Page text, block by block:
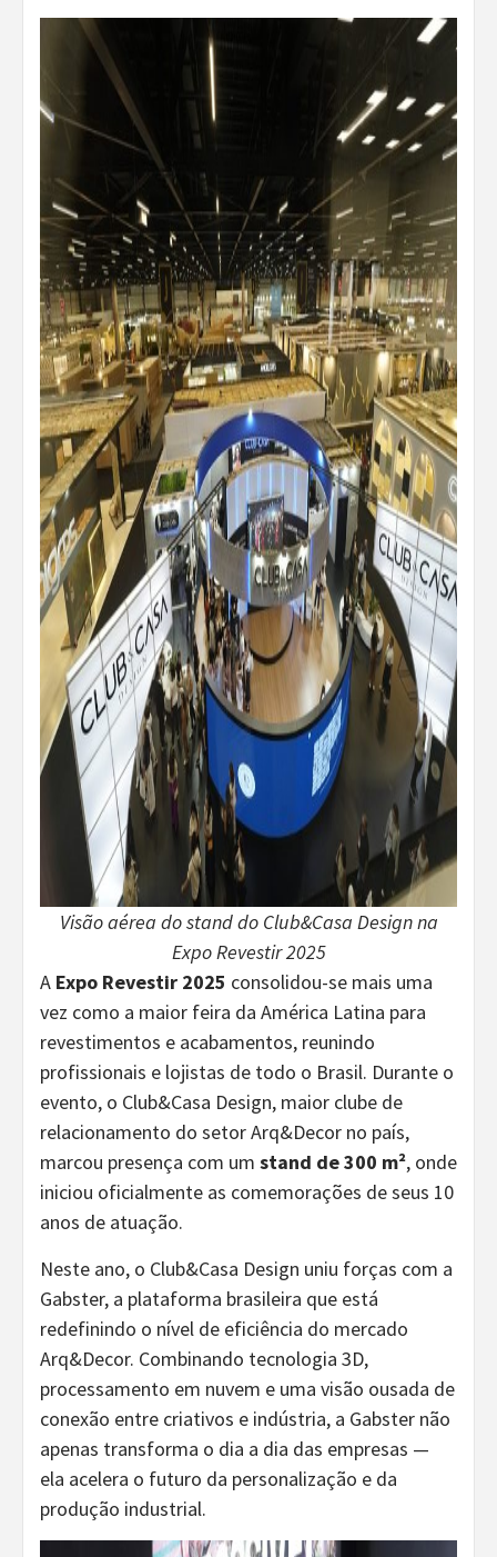
Visão aérea do stand do Club&Casa Design na
Expo Revestir 2025
A Expo Revestir 2025 consolidou-se mais uma
vez como a maior feira da América Latina para
revestimentos e acabamentos, reunindo
profissionais e lojistas de todo o Brasil. Durante o
evento, o Club&Casa Design, maior clube de
relacionamento do setor Arq&Decor no país,
marcou presença com um stand de 300 m², onde
iniciou oficialmente as comemorações de seus 10
anos de atuação.
Neste ano, o Club&Casa Design uniu forças com a
Gabster, a plataforma brasileira que está
redefinindo o nível de eficiência do mercado
Arq&Decor. Combinando tecnologia 3D,
processamento em nuvem e uma visão ousada de
conexão entre criativos e indústria, a Gabster não
apenas transforma o dia a dia das empresas —
ela acelera o futuro da personalização e da
produção industrial.